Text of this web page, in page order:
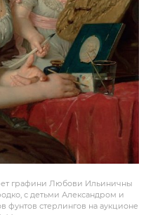
графини Любови Ильиничны
с детьми Александром и
фунтов стерлингов на аукционе